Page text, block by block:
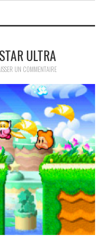
ULTRA
UN COMMENTAIRE